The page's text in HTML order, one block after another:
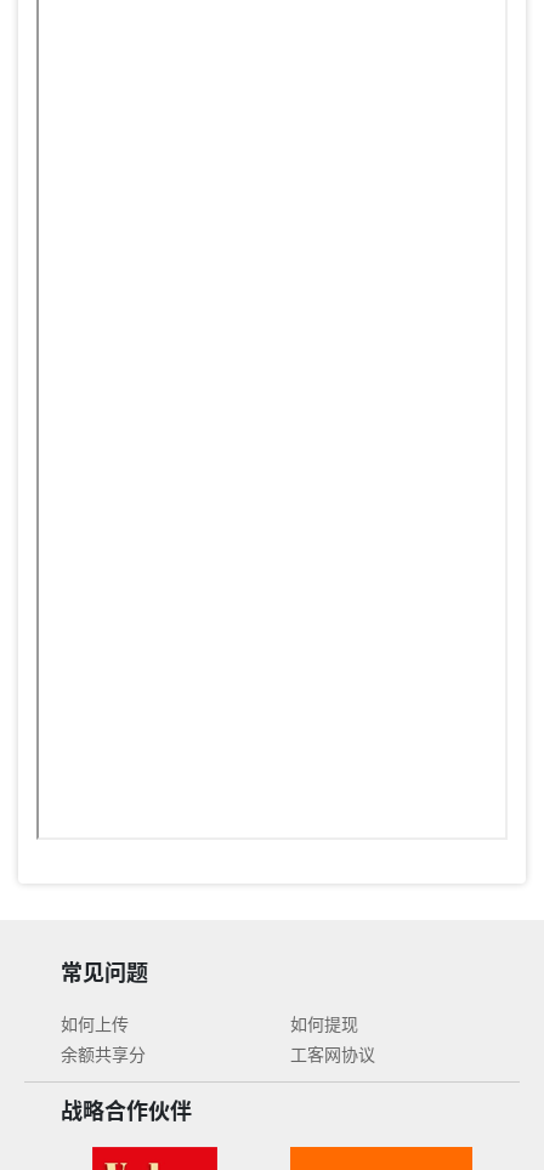
常见问题
如何上传
如何提现
余额共享分
工客网协议
战略合作伙伴